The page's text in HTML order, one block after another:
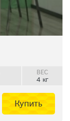
ВЕС
4 кг
Купить